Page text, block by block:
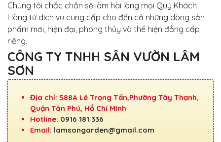
Chúng tôi chắc chắn sẽ làm hài lòng mọi Quý Khách
Hàng từ dịch vụ cung cấp cho đến cả những dòng sản
phẩm mới, hiện đại, phong thủy và thể hiện đẳng cấp
riêng.
CÔNG TY TNHH SÂN VƯỜN LÂM
SƠN
Địa chỉ: 588A Lê Trọng Tấn,Phường Tây Thạnh,
Quận Tân Phú, Hồ Chí Minh
Hotline: 0916 181 336
Email: lamsongarden@gmail.com